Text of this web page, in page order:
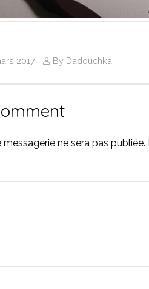
2017 By Dadouchka
ne sera pas publiée.